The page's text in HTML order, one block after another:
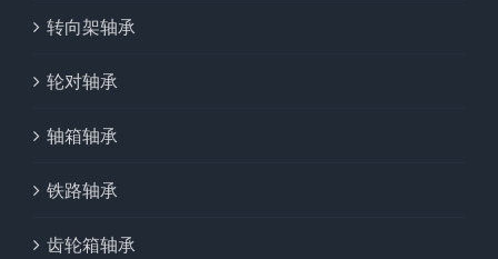
转向架轴承
轮对轴承
轴箱轴承
铁路轴承
齿轮箱轴承